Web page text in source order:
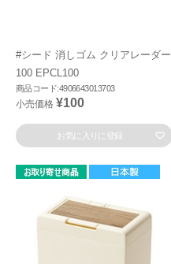
#シード 消しゴム クリアレーダー
100 EPCL100
商品コード:4906643013703
小売価格 ¥100
お気に入りに登録